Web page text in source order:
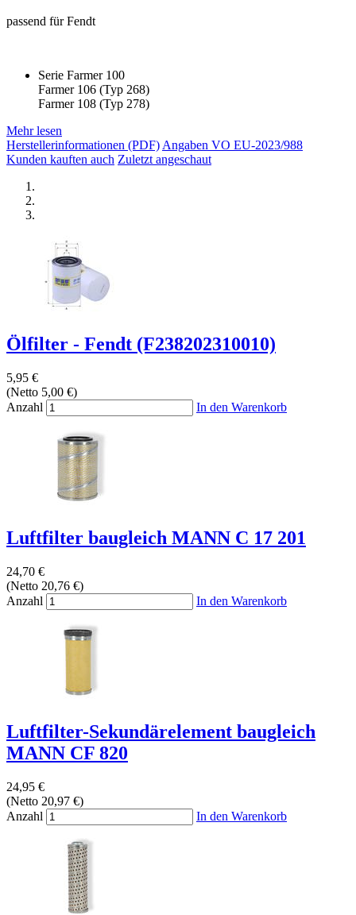
passend für Fendt
Serie Farmer 100
Farmer 106 (Typ 268)
Farmer 108 (Typ 278)
Mehr lesen
Herstellerinformationen (PDF)Angaben VO EU-2023/988
Kunden kauften auch Zuletzt angeschaut
Ölfilter - Fendt (F238202310010)
5,95 €
(Netto 5,00 €)
Anzahl
In den Warenkorb
Luftfilter baugleich MANN C 17 201
24,70 €
(Netto 20,76 €)
Anzahl
In den Warenkorb
Luftfilter-Sekundärelement baugleich
MANN CF 820
24,95 €
(Netto 20,97 €)
Anzahl
In den Warenkorb